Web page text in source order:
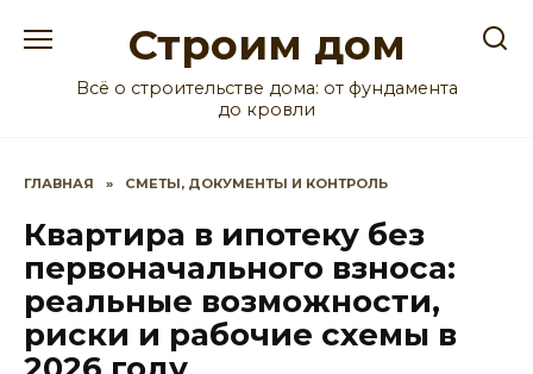
Строим дом
Всё о строительстве дома: от фундамента
до кровли
ГЛАВНАЯ » СМЕТЫ, ДОКУМЕНТЫ И КОНТРОЛЬ
Квартира в ипотеку без
первоначального взноса:
реальные возможности,
риски и рабочие схемы в